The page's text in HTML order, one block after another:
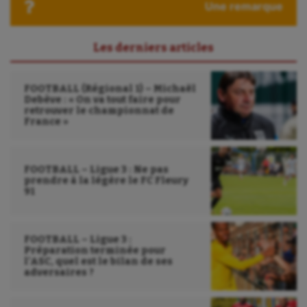
Une remarque
Les derniers articles
FOOTBALL (Régional 1) – Michaël
Debève : « On va tout faire pour
retrouver le championnat de
France »
FOOTBALL – Ligue 3 : Ne pas
prendre à la légère le FC Fleury
91
FOOTBALL – Ligue 3 :
Préparation terminée pour
l’ASC, quel est le bilan de ses
adversaires ?